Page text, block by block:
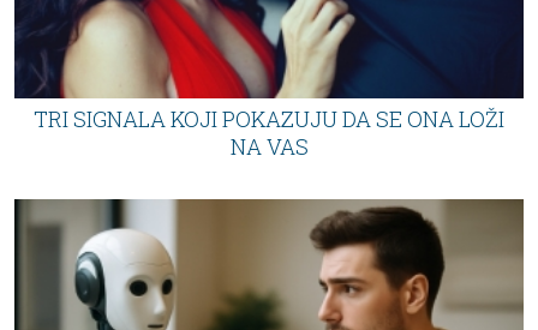
TRI SIGNALA KOJI POKAZUJU DA SE ONA LOŽI
NA VAS